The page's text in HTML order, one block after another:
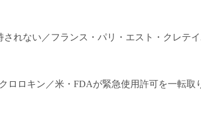
れない／フランス・パリ・エスト・クレテ
ロロキン／米・FDAが緊急使用許可を一転取